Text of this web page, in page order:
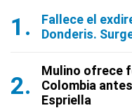
Fallece el
Donderis.
Mulino ofrece
Colombia
Espriella